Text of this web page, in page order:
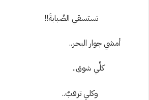
تستسقي الصَّبابةَ!!
أمشي جوار البحر..
كلِّي شوق..
وكلي ترقبٌ..